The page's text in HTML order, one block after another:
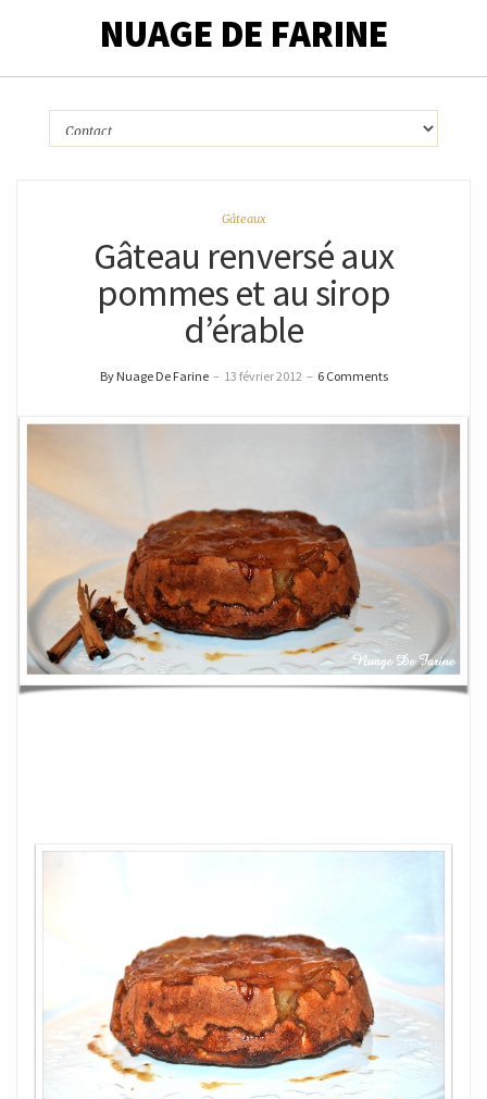
NUAGE DE FARINE
Gâteaux
Gâteau renversé aux
pommes et au sirop
d’érable
By Nuage De Farine – 13 février 2012 – 6 Comments